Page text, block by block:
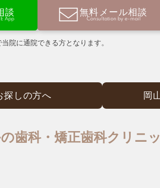
談
App
無料メール相談
Consultation by e-mail
院に通院できる方となります。
探しの方へ 岡
歯科・矯正歯科クリニ